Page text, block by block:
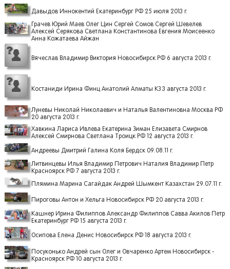
Давыдов Иннокентий Екатеринбург РФ 25 июля 2013 г.
Грачев Юрий Маев Олег Цин Сергей Сомов Сергей Шевелев
Алексей Серякова Светлана Константинова Евгения Моисеенко
Анна Кожатаева Айжан
Вячеслав Владимир Виктория Новосибирск РФ 6 августа 2013 г.
Костаниди Ирина Финц Анатолий Алматы КЗ 3 августа 2013 г.
Луневы Николай Николаевич и Наталья Валентиновна Москва РФ
20 августа 2013 г.
Хавкина Лариса Ивлева Екатерина Зиман Елизавета Смирнов
Алексей Смирнова Светлана Троицк РФ 12 августа 2013 г.
Андреевы Дмитрий Галина Коля Бердск 09.08.11 г.
Литвинцевы Илья Владимир Петрович Наталия Владимир Петр
Красноярск РФ 7 августа 2013 г.
Плямина Марина Сагайдак Андрей Шымкент Казахстан 29.07.11 г.
Пироговы Антон и Хельга Новосибирск РФ 20 августа 2013 г.
Кашнер Ирина Филиппов Александр Филиппов Савва Акилов Петр
Екатеринбург РФ 15 августа 2013 г.
Осипова Елена Денис Новосибирск РФ 18 августа 2013 г.
Посуконько Андрей сын Олег и Овчаренко Артем Новосибирск -
Красноярск РФ 10 августа 2013 г.